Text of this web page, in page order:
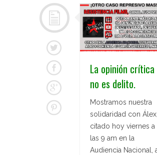
La opinión crítica
no es delito.
Mostramos nuestra
solidaridad con Álex,
citado hoy viernes a
las 9 am en la
Audiencia Nacional,